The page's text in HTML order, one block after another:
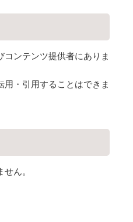
ンテンツ提供者にありま
・引用することはできま
ん。